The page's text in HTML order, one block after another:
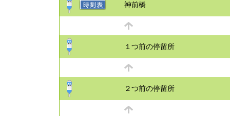
神前橋
１つ前の停留所
２つ前の停留所